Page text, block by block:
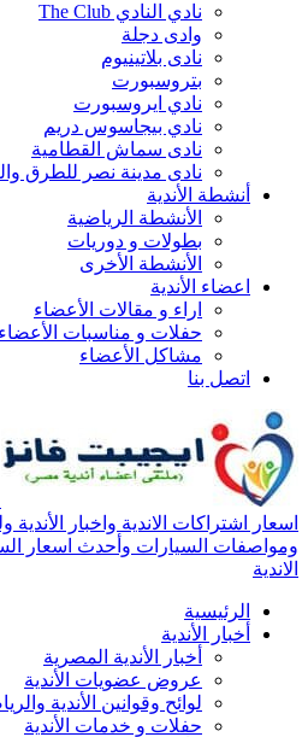
نادي النادي The Club
وادى دجلة
نادى بلاتينيوم
بتروسبورت
نادي ايروسبورت
نادي بيجاسوس دريم
نادى سماش القطامية
نادى مدينة نصر للطرق
أنشطة الأندية
الأنشطة الرياضية
بطولات و دوريات
الأنشطة الأخرى
اعضاء الأندية
اراء و مقالات الأعضاء
حفلات و مناسبات الأعضاء
مشاكل الأعضاء
اتصل بنا
اسعار اشتراكات الاندية واخبار الأندية
ومواصفات السيارات وأحدث اسعار
الاندية
الرئيسية
أخبار الأندية
أخبار الأندية المصرية
عروض عضويات الأندية
لوائح وقوانين الأندية
حفلات و خدمات الأندية